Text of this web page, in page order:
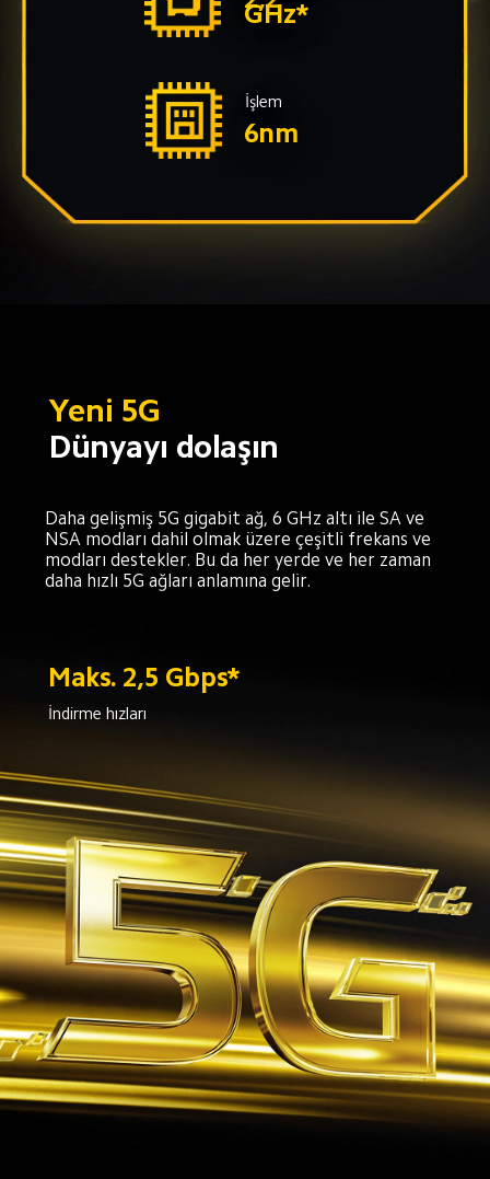
GHz*
İşlem
6nm
Yeni 5G
Dünyayı dolaşın
Daha gelişmiş 5G gigabit ağ, 6 GHz altı ile SA ve
NSA modları dahil olmak üzere çeşitli frekans ve
modları destekler. Bu da her yerde ve her zaman
daha hızlı 5G ağları anlamına gelir.
Maks. 2,5 Gbps*
İndirme hızları